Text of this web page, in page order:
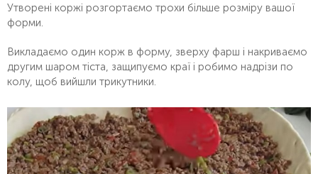
Утворені коржі розгортаємо трохи більше розміру вашої
форми.
Викладаємо один корж в форму, зверху фарш і накриваємо
другим шаром тіста, защипуємо краї і робимо надрізи по
колу, щоб вийшли трикутники.